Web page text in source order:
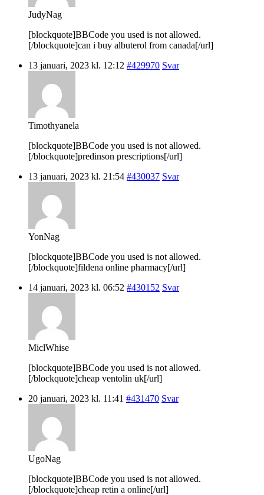
JudyNag
[blockquote]BBCode you used is not allowed.
[/blockquote]can i buy albuterol from canada[/url]
13 januari, 2023 kl. 12:12 #429970 Svar
Timothyanela
[blockquote]BBCode you used is not allowed.
[/blockquote]predinson prescriptions[/url]
13 januari, 2023 kl. 21:54 #430037 Svar
YonNag
[blockquote]BBCode you used is not allowed.
[/blockquote]fildena online pharmacy[/url]
14 januari, 2023 kl. 06:52 #430152 Svar
MiclWhise
[blockquote]BBCode you used is not allowed.
[/blockquote]cheap ventolin uk[/url]
20 januari, 2023 kl. 11:41 #431470 Svar
UgoNag
[blockquote]BBCode you used is not allowed.
[/blockquote]cheap retin a online[/url]